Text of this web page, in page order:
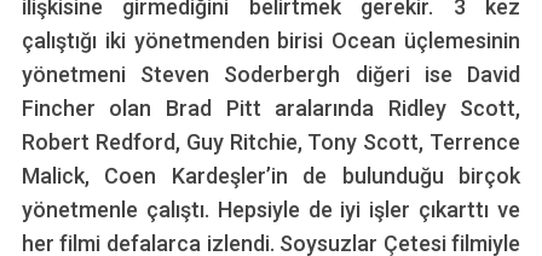
ilişkisine girmediğini belirtmek gerekir. 3 kez
çalıştığı iki yönetmenden birisi Ocean üçlemesinin
yönetmeni Steven Soderbergh diğeri ise David
Fincher olan Brad Pitt aralarında Ridley Scott,
Robert Redford, Guy Ritchie, Tony Scott, Terrence
Malick, Coen Kardeşler’in de bulunduğu birçok
yönetmenle çalıştı. Hepsiyle de iyi işler çıkarttı ve
her filmi defalarca izlendi. Soysuzlar Çetesi filmiyle